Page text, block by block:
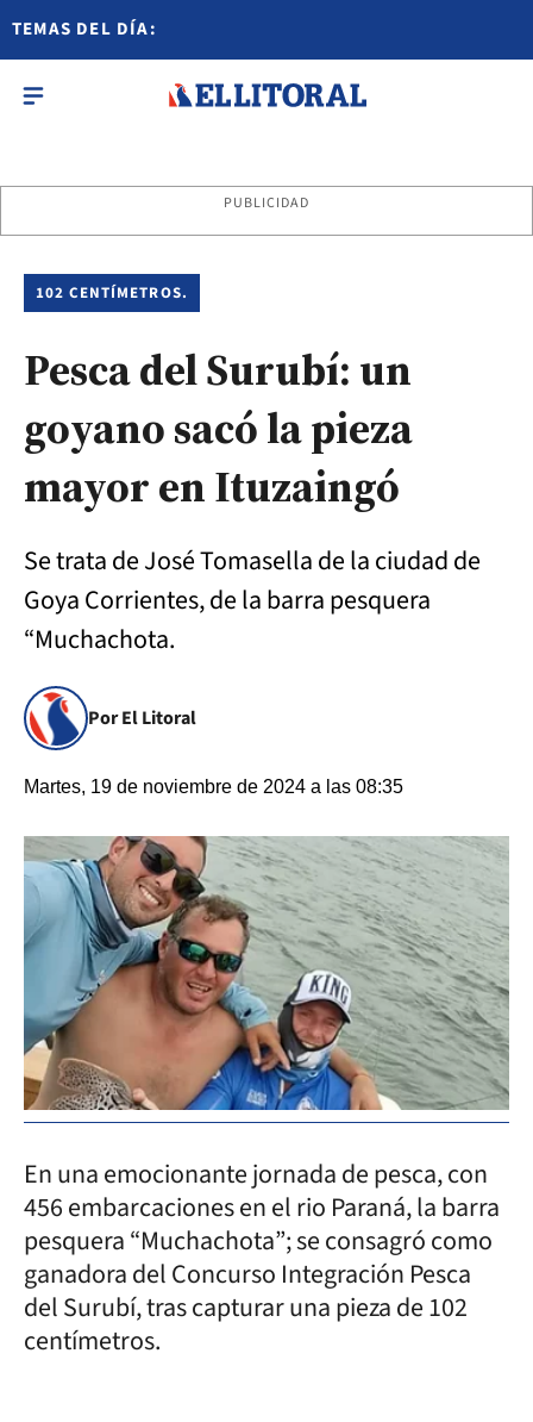
TEMAS DEL DÍA:
PUBLICIDAD
102 CENTÍMETROS.
Pesca del Surubí: un
goyano sacó la pieza
mayor en Ituzaingó
Se trata de José Tomasella de la ciudad de
Goya Corrientes, de la barra pesquera
“Muchachota.
Por El Litoral
Martes, 19 de noviembre de 2024 a las 08:35
En una emocionante jornada de pesca, con
456 embarcaciones en el rio Paraná, la barra
pesquera “Muchachota”; se consagró como
ganadora del Concurso Integración Pesca
del Surubí, tras capturar una pieza de 102
centímetros.